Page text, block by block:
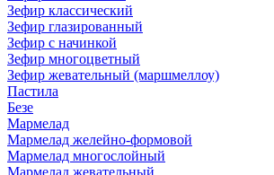
Зефир классический
Зефир глазированный
Зефир с начинкой
Зефир многоцветный
Зефир жевательный (маршмеллоу)
Пастила
Безе
Мармелад
Мармелад желейно-формовой
Мармелад многослойный
Мармелад жевательный